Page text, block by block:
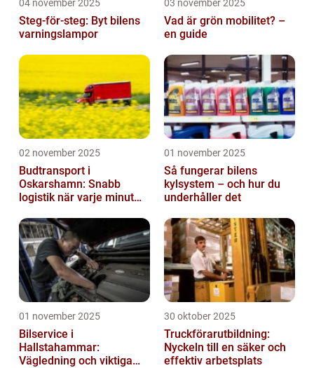
04 november 2025
Steg-för-steg: Byt bilens
varningslampor
03 november 2025
Vad är grön mobilitet? –
en guide
02 november 2025
Budtransport i
Oskarshamn: Snabb
logistik när varje minut
01 november 2025
Så fungerar bilens
kylsystem – och hur du
underhåller det
01 november 2025
Bilservice i
Hallstahammar:
Vägledning och viktiga
30 oktober 2025
Truckförarutbildning:
Nyckeln till en säker och
effektiv arbetsplats